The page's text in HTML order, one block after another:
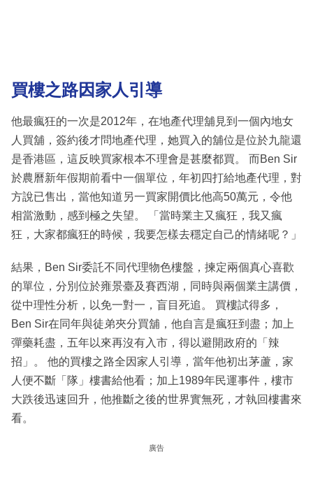
買樓之路因家人引導
他最瘋狂的一次是2012年，在地產代理舖見到一個內地女
人買舖，簽約後才問地產代理，她買入的舖位是位於九龍還
是香港區，這反映買家根本不理會是甚麼都買。 而Ben Sir
於農曆新年假期前看中一個單位，年初四打給地產代理，對
方說已售出，當他知道另一買家開價比他高50萬元，令他
相當激動，感到極之失望。 「當時業主又瘋狂，我又瘋
狂，大家都瘋狂的時候，我要怎樣去穩定自己的情緒呢？」
結果，Ben Sir委託不同代理物色樓盤，揀定兩個真心喜歡
的單位，分別位於雍景臺及賽西湖，同時與兩個業主講價，
從中理性分析，以免一對一，盲目死追。 買樓試得多，
Ben Sir在同年與徒弟夾分買舖，他自言是瘋狂到盡；加上
彈藥耗盡，五年以來再沒有入市，得以避開政府的「辣
招」。 他的買樓之路全因家人引導，當年他初出茅蘆，家
人便不斷「隊」樓書給他看；加上1989年民運事件，樓市
大跌後迅速回升，他推斷之後的世界實無死，才執回樓書來
看。
廣告